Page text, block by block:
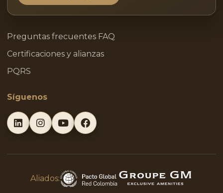
Preguntas frecuentes FAQ
Certificaciones y alianzas
PQRS
Síguenos
Aliados: